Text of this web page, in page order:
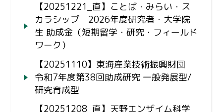
【20251221_直】ことば・みらい・ス
カラシップ 2026年度研究者・大学院
生 助成金（短期留学・研究・フィールド
ワーク）
【20251110】東海産業技術振興財団
令和7年度第38回助成研究 一般発展型/
研究育成型
【20251208_直】天野エンザイム科学